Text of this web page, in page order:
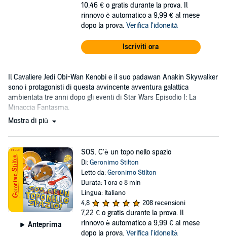
10,46 € o gratis durante la prova. Il
rinnovo è automatico a 9,99 € al mese
dopo la prova. Verifica l'idoneità
Iscriviti ora
Il Cavaliere Jedi Obi-Wan Kenobi e il suo padawan Anakin Skywalker
sono i protagonisti di questa avvincente avventura galattica
ambientata tre anni dopo gli eventi di Star Wars Episodio I: La
Minaccia Fantasma.
Mostra di più
Anteprima
SOS. C'è un topo nello spazio
Di:Geronimo Stilton
Letto da:Geronimo Stilton
Durata: 1 ora e 8 min
Lingua: Italiano
4,8
208 recensioni
7,22 € o gratis durante la prova. Il
rinnovo è automatico a 9,99 € al mese
dopo la prova. Verifica l'idoneità